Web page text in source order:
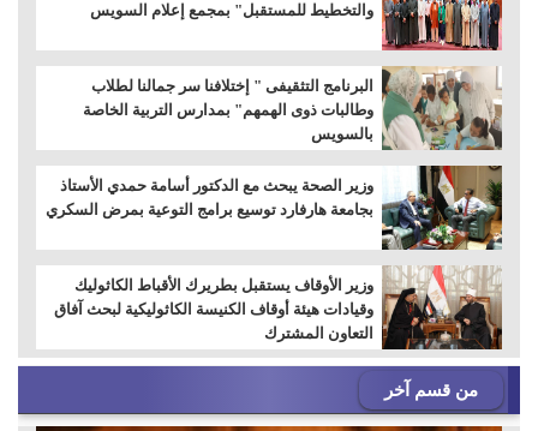
والتخطيط للمستقبل" بمجمع إعلام السويس
البرنامج التثقيفى " إختلافنا سر جمالنا لطلاب
وطالبات ذوى الهمهم" بمدارس التربية الخاصة
بالسويس
وزير الصحة يبحث مع الدكتور أسامة حمدي الأستاذ
بجامعة هارفارد توسيع برامج التوعية بمرض السكري
وزير الأوقاف يستقبل بطريرك الأقباط الكاثوليك
وقيادات هيئة أوقاف الكنيسة الكاثوليكية لبحث آفاق
التعاون المشترك
من قسم آخر